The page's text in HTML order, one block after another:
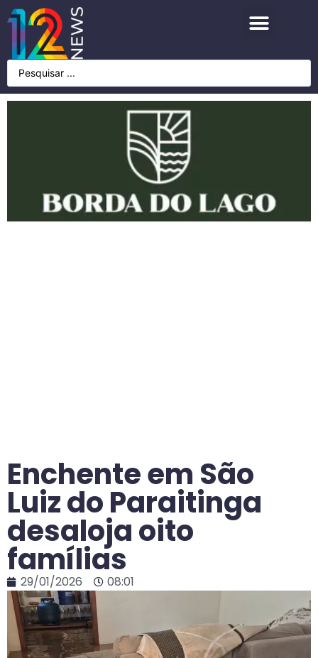
Enchente em São
Luiz do Paraitinga
desaloja oito
famílias
29/01/2026 08:01